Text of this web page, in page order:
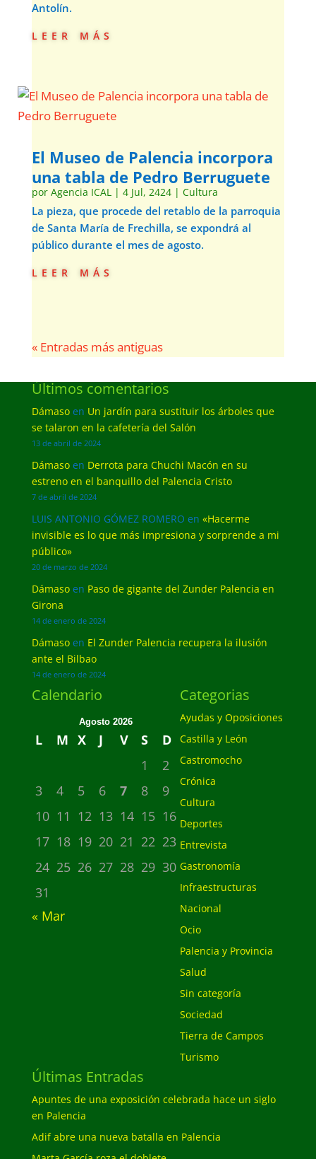
Antolín.
leer más
El Museo de Palencia incorpora
una tabla de Pedro Berruguete
por Agencia ICAL| 4 Jul, 2424| Cultura
La pieza, que procede del retablo de la parroquia
de Santa María de Frechilla, se expondrá al
público durante el mes de agosto.
leer más
« Entradas más antiguas
Últimos comentarios
Dámasoen Un jardín para sustituir los árboles que
se talaron en la cafetería del Salón
13 de abril de 2024
Dámasoen Derrota para Chuchi Macón en su
estreno en el banquillo del Palencia Cristo
7 de abril de 2024
LUIS ANTONIO GÓMEZ ROMERO en «Hacerme
invisible es lo que más impresiona y sorprende a mi
público»
20 de marzo de 2024
Dámasoen Paso de gigante del Zunder Palencia en
Girona
14 de enero de 2024
Dámasoen El Zunder Palencia recupera la ilusión
ante el Bilbao
14 de enero de 2024
Calendario
Agosto 2026
L M X J V S
D
1
2
3
4 5 6 7 8
9
10 11 12 13 14 15 16
17 18 19 20 21 22 23
24 25 26 27 28 29 30
31
« Mar
Categorias
Ayudas y Oposiciones
Castilla y León
Castromocho
Crónica
Cultura
Deportes
Entrevista
Gastronomía
Infraestructuras
Nacional
Ocio
Palencia y Provincia
Salud
Sin categoría
Sociedad
Tierra de Campos
Turismo
Últimas Entradas
Apuntes de una exposición celebrada hace un siglo
en Palencia
Adif abre una nueva batalla en Palencia